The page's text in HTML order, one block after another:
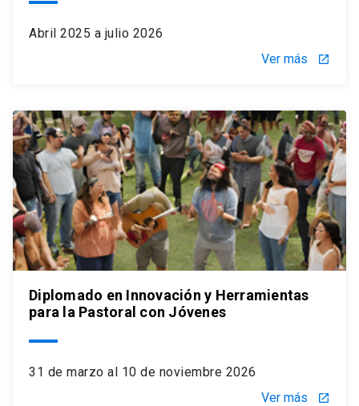
Abril 2025 a julio 2026
Ver más
launch
Diplomado en Innovación y Herramientas
para la Pastoral con Jóvenes
31 de marzo al 10 de noviembre 2026
Ver más
launch